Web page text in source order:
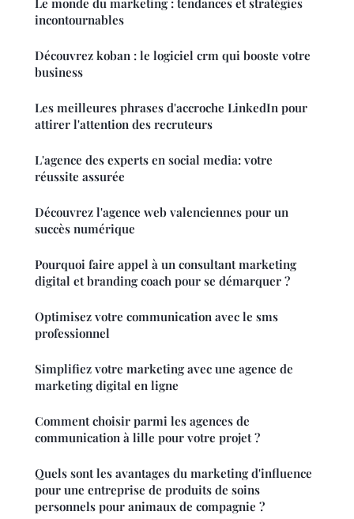
Le monde du marketing : tendances et stratégies
incontournables
Découvrez koban : le logiciel crm qui booste votre
business
Les meilleures phrases d'accroche LinkedIn pour
attirer l'attention des recruteurs
L'agence des experts en social media: votre
réussite assurée
Découvrez l'agence web valenciennes pour un
succès numérique
Pourquoi faire appel à un consultant marketing
digital et branding coach pour se démarquer ?
Optimisez votre communication avec le sms
professionnel
Simplifiez votre marketing avec une agence de
marketing digital en ligne
Comment choisir parmi les agences de
communication à lille pour votre projet ?
Quels sont les avantages du marketing d'influence
pour une entreprise de produits de soins
personnels pour animaux de compagnie ?